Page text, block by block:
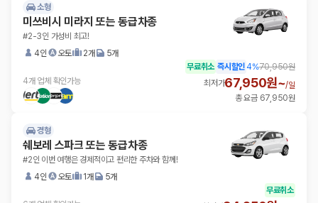
소형
미쓰비시 미라지 또는 동급차종
#2-3인 가성비 최고!
4인
오토 2개 5개
4개 업체 확인가능
무료취소 즉시할인 4%70,950원
최저가67,950원~/일
총 요금 67,950원
경형
쉐보레 스파크 또는 동급차종
#2인 이번 여행은 경제적이고 편리한 주차와 함께!
4인
오토 1개 5개
무료취소